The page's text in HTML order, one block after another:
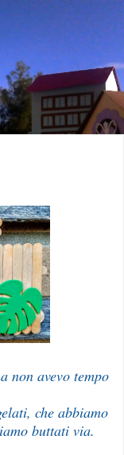
non avevo tempo
che abbiamo
buttati via.